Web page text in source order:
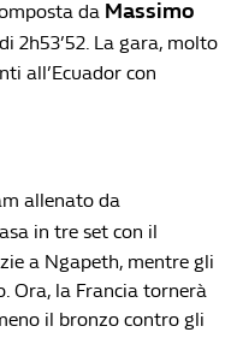
da Massimo
2h53’52. La gara, molto
all’Ecuador con
allenato da
in tre set con il
a Ngapeth, mentre gli
Ora, la Francia tornerà
il bronzo contro gli